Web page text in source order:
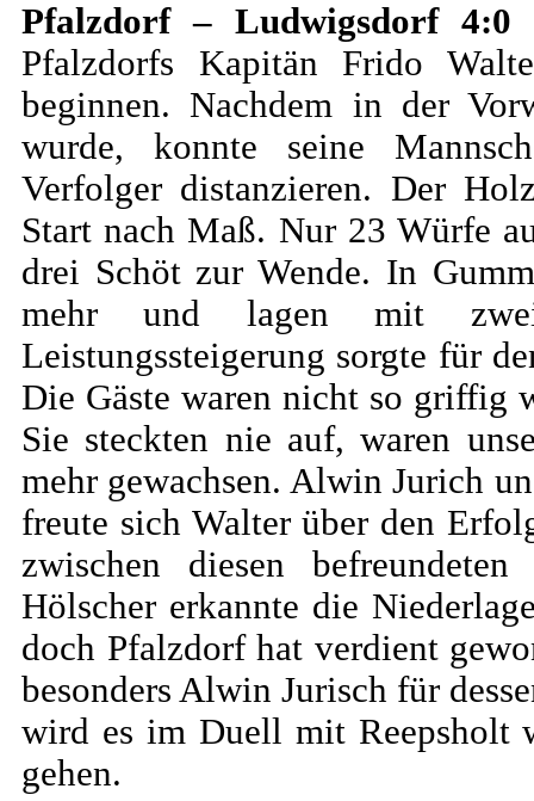
Pfalzdorf – Ludwigsdorf
Pfalzdorfs Kapitän Frido
beginnen. Nachdem in der
wurde, konnte seine
Verfolger distanzieren. Der
Start nach Maß. Nur 23 Würfe
drei Schöt zur Wende. In
mehr und lagen mit
Leistungssteigerung sorgte für
Die Gäste waren nicht so griffig
Sie steckten nie auf, waren
mehr gewachsen. Alwin Jurich
freute sich Walter über den
zwischen diesen
Hölscher erkannte die
doch Pfalzdorf hat verdient
besonders Alwin Jurisch für
wird es im Duell mit Reepsholt
gehen.